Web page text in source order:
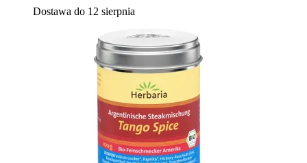
Dostawa do 12 sierpnia